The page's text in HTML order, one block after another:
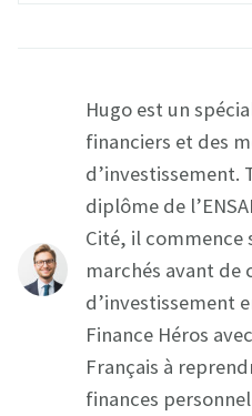
Hugo est un
financiers et des
d’investissement.
diplôme de
Cité, il commence
marchés avant de
d’investissement
Finance Héros
Français à
finances